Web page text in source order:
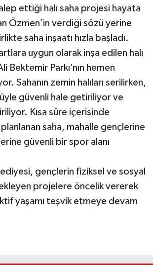
ettiği halı saha projesi hayata
Özmen’in verdiği sözü yerine
saha inşaatı hızla başladı.
uygun olarak inşa edilen halı
Bektemir Parkı’nın hemen
Sahanın zemin halıları serilirken,
güvenli hale getiriliyor ve
Kısa süre içerisinde
saha, mahalle gençlerine
güvenli bir spor alanı
gençlerin fiziksel ve sosyal
projelere öncelik vererek
yaşamı teşvik etmeye devam